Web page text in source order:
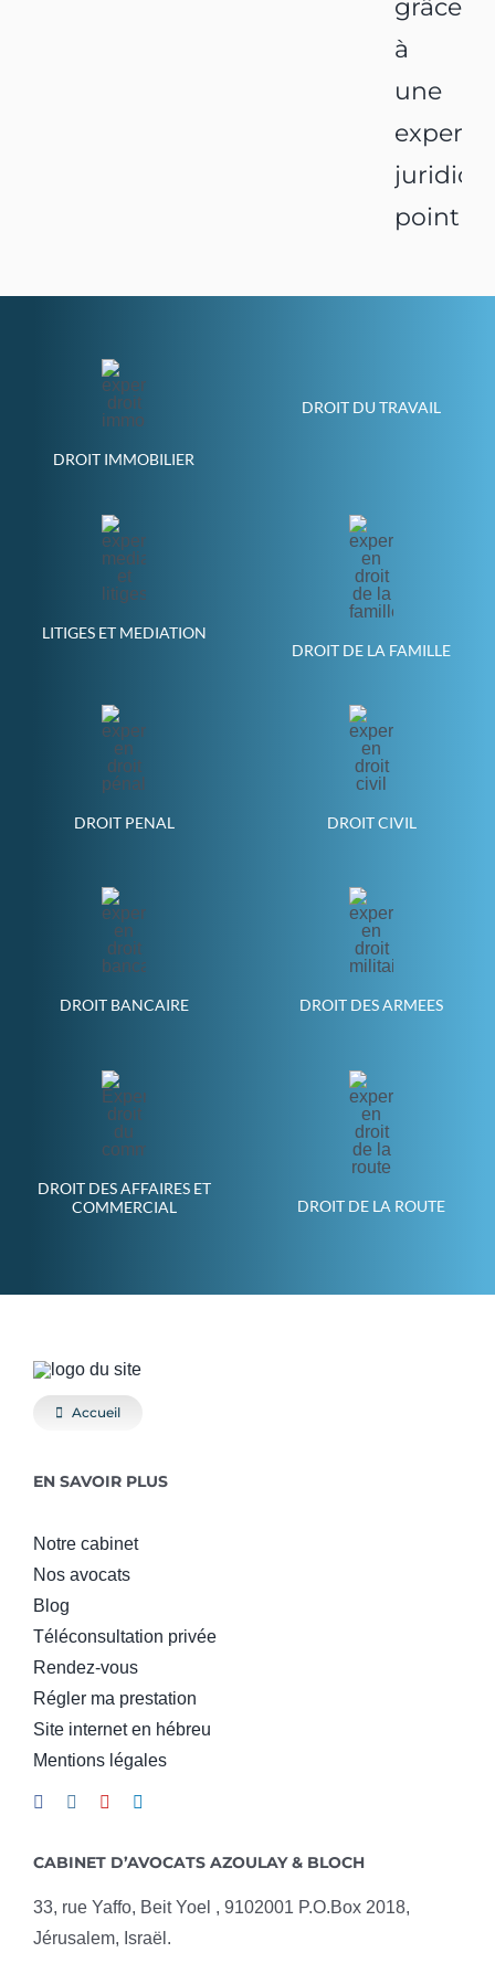
grâce
à
une
pointue
DROIT IMMOBILIER
DROIT DU TRAVAIL
LITIGES ET MEDIATION
DROIT DE LA FAMILLE
DROIT PENAL DROIT CIVIL
DROIT BANCAIRE DROIT DES ARMEES
DROIT DES AFFAIRES ET
COMMERCIAL
DROIT DE LA ROUTE
Accueil
EN SAVOIR PLUS
Notre cabinet
Nos avocats
Blog
Téléconsultation privée
Rendez-vous
Régler ma prestation
Site internet en hébreu
Mentions légales
CABINET D’AVOCATS AZOULAY & BLOCH
33, rue Yaffo, Beit Yoel , 9102001 P.O.Box 2018,
Jérusalem, Israël.